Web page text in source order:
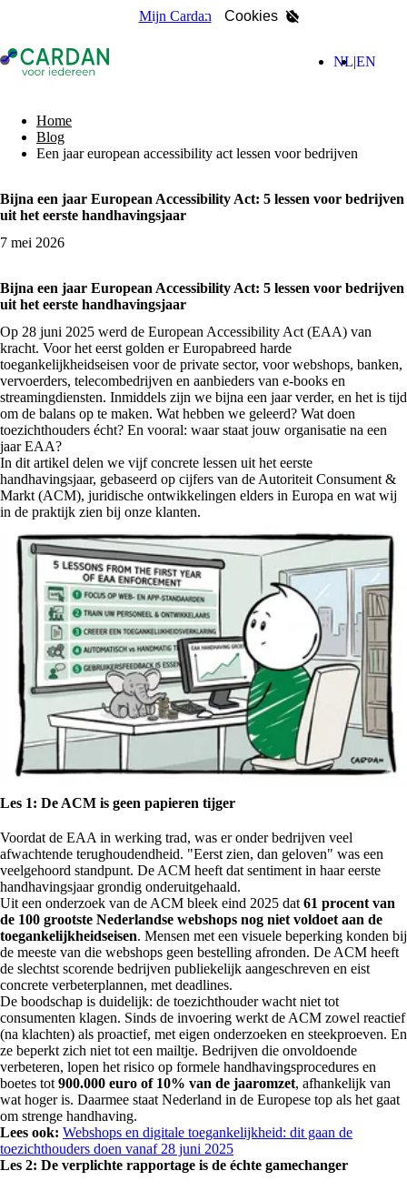
Mijn Cardan Cookies
- Home pagina
zoekenNL EN
Home
Blog
Een jaar european accessibility act lessen voor bedrijven
Bijna een jaar European Accessibility Act: 5 lessen voor bedrijven
uit het eerste handhavingsjaar
7 mei 2026
Bijna een jaar European Accessibility Act: 5 lessen voor bedrijven
uit het eerste handhavingsjaar
Op 28 juni 2025 werd de European Accessibility Act (EAA) van
kracht. Voor het eerst golden er Europabreed harde
toegankelijkheidseisen voor de private sector, voor webshops, banken,
vervoerders, telecombedrijven en aanbieders van e-books en
streamingdiensten. Inmiddels zijn we bijna een jaar verder, en het is tijd
om de balans op te maken. Wat hebben we geleerd? Wat doen
toezichthouders écht? En vooral: waar staat jouw organisatie na een
jaar EAA?
In dit artikel delen we vijf concrete lessen uit het eerste
handhavingsjaar, gebaseerd op cijfers van de Autoriteit Consument &
Markt (ACM), juridische ontwikkelingen elders in Europa en wat wij
in de praktijk zien bij onze klanten.
Les 1: De ACM is geen papieren tijger
Voordat de EAA in werking trad, was er onder bedrijven veel
afwachtende terughoudendheid. "Eerst zien, dan geloven" was een
veelgehoord standpunt. De ACM heeft dat sentiment in haar eerste
handhavingsjaar grondig onderuitgehaald.
Uit een onderzoek van de ACM bleek eind 2025 dat 61 procent van
de 100 grootste Nederlandse webshops nog niet voldoet aan de
toegankelijkheidseisen. Mensen met een visuele beperking konden bij
de meeste van die webshops geen bestelling afronden. De ACM heeft
de slechtst scorende bedrijven publiekelijk aangeschreven en eist
concrete verbeterplannen, met deadlines.
De boodschap is duidelijk: de toezichthouder wacht niet tot
consumenten klagen. Sinds de invoering werkt de ACM zowel reactief
(na klachten) als proactief, met eigen onderzoeken en steekproeven. En
ze beperkt zich niet tot een mailtje. Bedrijven die onvoldoende
verbeteren, lopen het risico op formele handhavingsprocedures en
boetes tot 900.000 euro of 10% van de jaaromzet, afhankelijk van
wat hoger is. Daarmee staat Nederland in de Europese top als het gaat
om strenge handhaving.
Lees ook: Webshops en digitale toegankelijkheid: dit gaan de
toezichthouders doen vanaf 28 juni 2025
Les 2: De verplichte rapportage is de échte gamechanger